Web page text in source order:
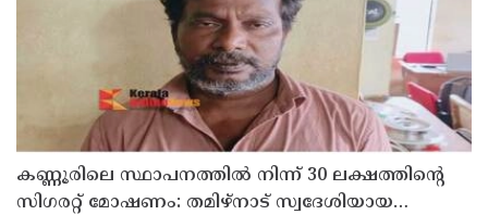
കണ്ണൂരിലെ സ്ഥാപനത്തിൽ നിന്ന് 30 ലക്ഷത്തിന്റെ
സിഗരറ്റ് മോഷണം: തമിഴ്‌നാട് സ്വദേശിയായ